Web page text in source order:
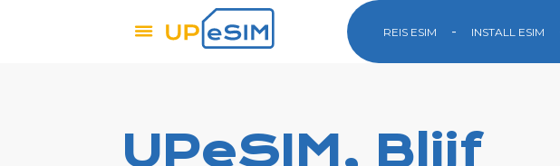
REIS ESIM INSTALL ESIM
UPeSIM, Blijf